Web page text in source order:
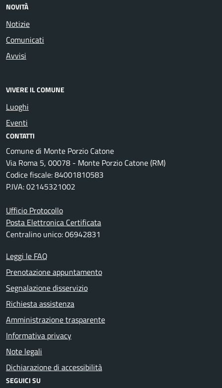
NOVITÀ
Notizie
Comunicati
Avvisi
VIVERE IL COMUNE
Luoghi
Eventi
CONTATTI
Comune di Monte Porzio Catone
Via Roma 5, 00078 - Monte Porzio Catone (RM)
Codice fiscale: 84001810583
P.IVA: 02145321002
Ufficio Protocollo
Posta Elettronica Certificata
Centralino unico: 06942831
Leggi le FAQ
Prenotazione appuntamento
Segnalazione disservizio
Richiesta assistenza
Amministrazione trasparente
Informativa privacy
Note legali
Dichiarazione di accessibilità
SEGUICI SU